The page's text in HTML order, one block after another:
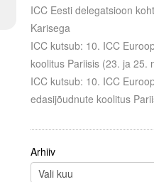
ICC Eesti delegatsioon
Karisega
ICC kutsub: 10. ICC
koolitus Pariisis (23. ja 25.
ICC kutsub: 10. ICC
edasijõudnute koolitus
Arhiiv